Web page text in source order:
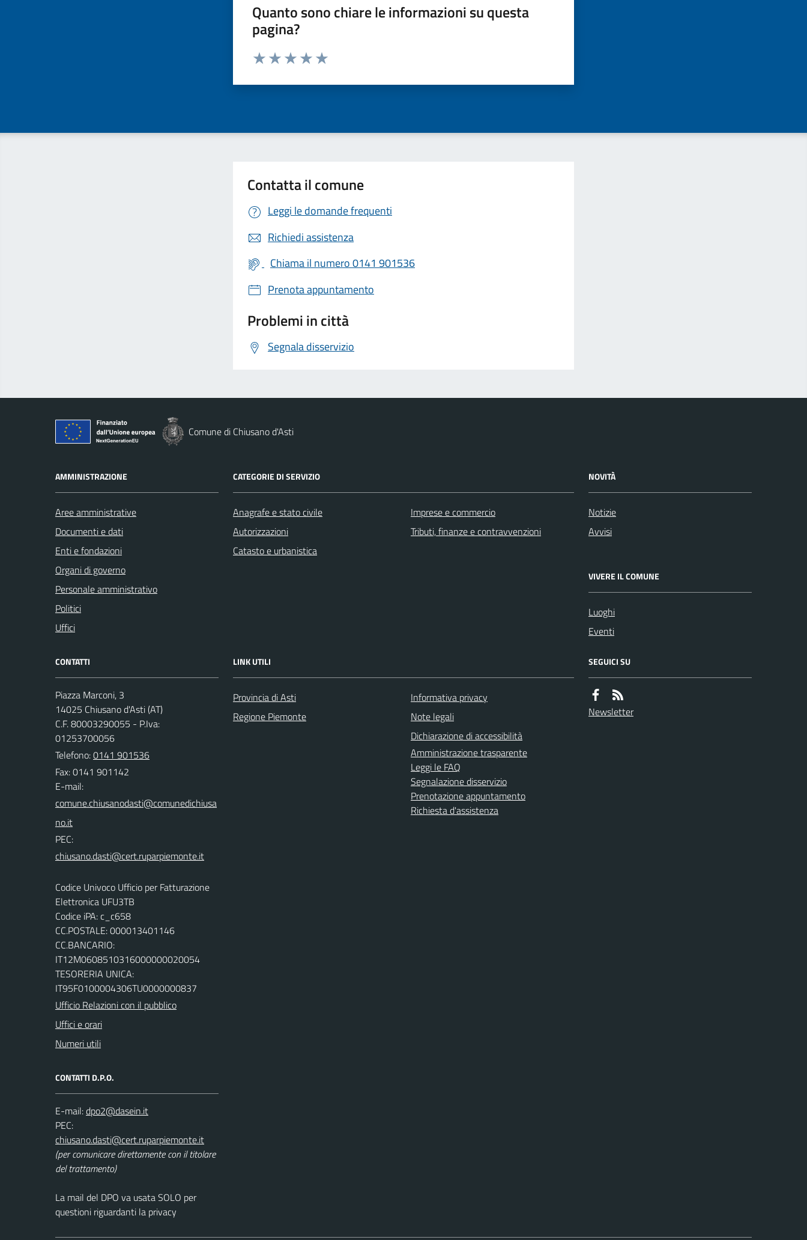
Quanto sono chiare le informazioni su questa
pagina?
Valuta da 1 a 5 stelle la pagina
Contatta il comune
Leggi le domande frequenti
Richiedi assistenza
Chiama il numero 0141 901536
Prenota appuntamento
Problemi in città
Segnala disservizio
Comune di Chiusano d'Asti
AMMINISTRAZIONE
Aree amministrative
Documenti e dati
Enti e fondazioni
Organi di governo
Personale amministrativo
Politici
Uffici
CATEGORIE DI SERVIZIO
Anagrafe e stato civile
Autorizzazioni
Catasto e urbanistica
Imprese e commercio
Tributi, finanze e contravvenzioni
NOVITÀ
Notizie
Avvisi
VIVERE IL COMUNE
Luoghi
Eventi
CONTATTI
Piazza Marconi, 3
14025 Chiusano d'Asti (AT)
C.F. 80003290055 - P.Iva:
01253700056
Telefono:0141 901536
Fax: 0141 901142
E-mail:
PEC:
Codice Univoco Ufficio per Fatturazione
Elettronica UFU3TB
Codice iPA: c_c658
CC.POSTALE: 000013401146
CC.BANCARIO:
IT12M0608510316000000020054
TESORERIA UNICA:
IT95F0100004306TU0000000837
Ufficio Relazioni con il pubblico
Uffici e orari
Numeri utili
CONTATTI D.P.O.
E-mail:
PEC:
(per comunicare direttamente con il titolare
del trattamento)
La mail del DPO va usata SOLO per
questioni riguardanti la privacy
LINK UTILI
Provincia di Asti
Regione Piemonte
Informativa privacy
Note legali
Dichiarazione di accessibilità
Amministrazione trasparente
Leggi le FAQ
Segnalazione disservizio
Prenotazione appuntamento
Richiesta d'assistenza
SEGUICI SU
Newsletter